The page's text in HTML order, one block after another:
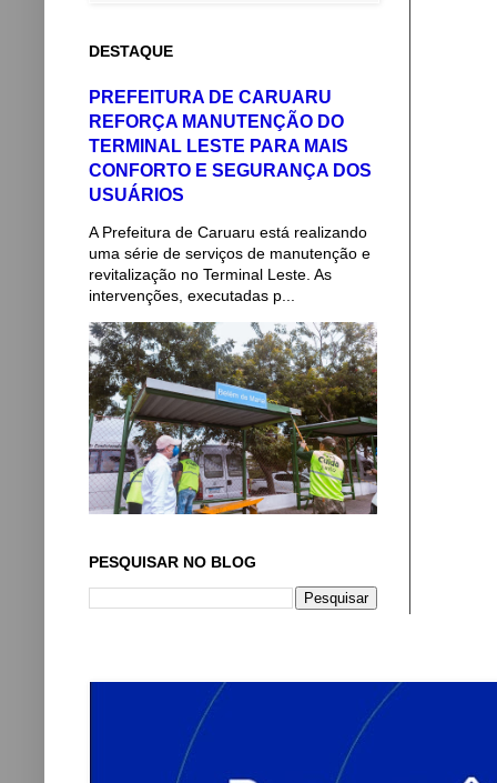
DESTAQUE
PREFEITURA DE CARUARU
REFORÇA MANUTENÇÃO DO
TERMINAL LESTE PARA MAIS
CONFORTO E SEGURANÇA DOS
USUÁRIOS
A Prefeitura de Caruaru está realizando
uma série de serviços de manutenção e
revitalização no Terminal Leste. As
intervenções, executadas p...
PESQUISAR NO BLOG